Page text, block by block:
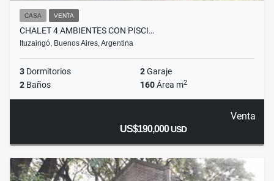
CASA VENTA
CHALET 4 AMBIENTES CON PISCI…
Ituzaingó, Buenos Aires, Argentina
3 Dormitorios 2Garaje
2 Baños 160Área m2
Venta
US$190,000USD